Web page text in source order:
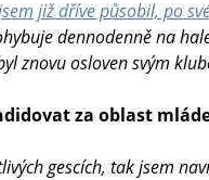
již dříve působil, po
dennodenně na
znovu osloven svým
za oblast
gescích, tak jsem